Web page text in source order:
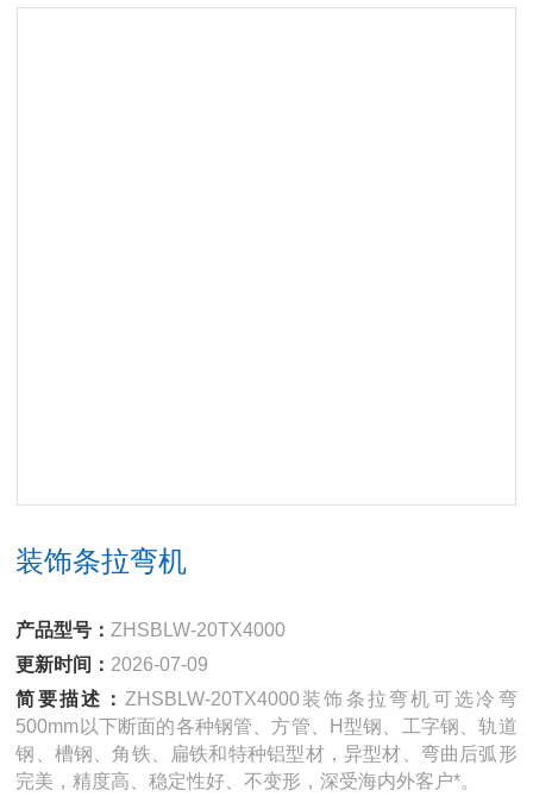
装饰条拉弯机
产品型号： ZHSBLW-20TX4000
更新时间： 2026-07-09
简要描述： ZHSBLW-20TX4000装饰条拉弯机可选冷弯
500mm以下断面的各种钢管、方管、H型钢、工字钢、轨道
钢、槽钢、角铁、扁铁和特种铝型材，异型材、弯曲后弧形
完美，精度高、稳定性好、不变形，深受海内外客户*。